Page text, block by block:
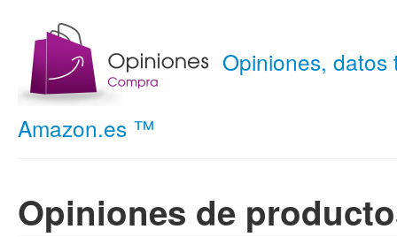
Opiniones,
Amazon.es ™
Opiniones de